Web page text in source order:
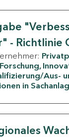
Richtlinie
Forschung,
Aus-
in